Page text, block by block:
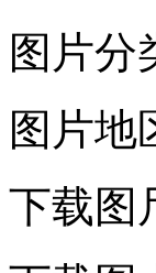
图片分
图片地
下载图